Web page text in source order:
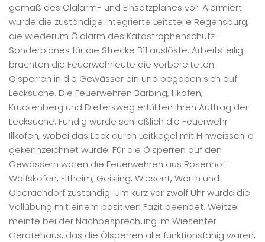
gemäß des Ölalarm- und Einsatzplanes vor. Alarmiert
wurde die zuständige Integrierte Leitstelle Regensburg,
die wiederum Ölalarm des Katastrophenschutz-
Sonderplanes für die Strecke B11 auslöste. Arbeitsteilig
brachten die Feuerwehrleute die vorbereiteten
Ölsperren in die Gewässer ein und begaben sich auf
Lecksuche. Die Feuerwehren Barbing, Illkofen,
Kruckenberg und Dietersweg erfüllten ihren Auftrag der
Lecksuche. Fündig wurde schließlich die Feuerwehr
Illkofen, wobei das Leck durch Leitkegel mit Hinweisschild
gekennzeichnet wurde. Für die Ölsperren auf den
Gewässern waren die Feuerwehren aus Rosenhof-
Wolfskofen, Eltheim, Geisling, Wiesent, Wörth und
Oberachdorf zuständig. Um kurz vor zwölf Uhr wurde die
Vollübung mit einem positiven Fazit beendet. Weitzel
meinte bei der Nachbesprechung im Wiesenter
Gerätehaus, das die Ölsperren alle funktionsfähig waren,